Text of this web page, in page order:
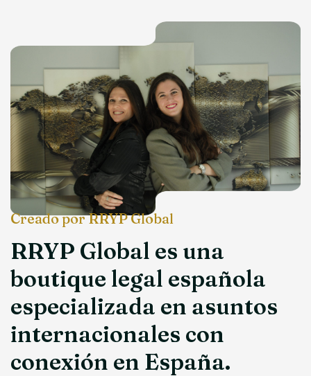
Creado por RRYP Global
RRYP Global es una
boutique legal española
especializada en asuntos
internacionales con
conexión en España.